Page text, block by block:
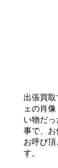
出張買
ェの肖
い物だ
事で、
お呼び
す。